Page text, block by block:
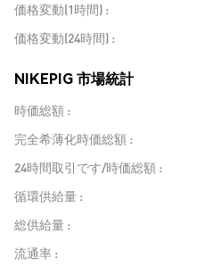
価格変動(1時間)
価格変動(24時間)
NIKEPIG 市場統計
時価総額
完全希薄化時価総額
24時間取引です/時価総額
循環供給量
総供給量
流通率